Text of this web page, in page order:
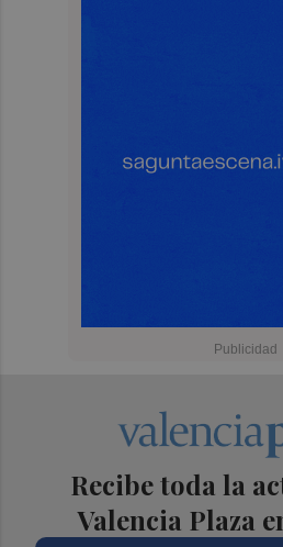
Recibe toda la
Valencia Plaza